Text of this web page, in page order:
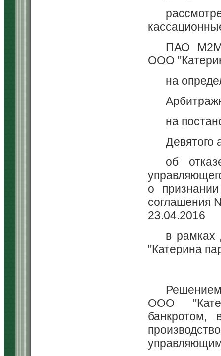
ПАО М2М
ООО
на
на
Девятого
об
о признании
соглашения
23.04.2016
в рамках
"Катерина
ООО
банкротом,